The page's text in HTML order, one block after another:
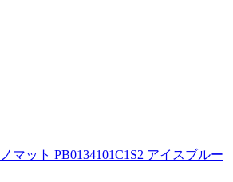
マット PB0134101C1S2 アイスブルー